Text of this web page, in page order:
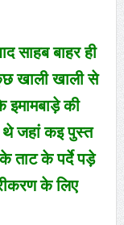
साहब बाहर ही
खाली खाली से
इमामबाड़े की
जहां कइ पुस्त
ताट के पर्दे पड़े
के लिए